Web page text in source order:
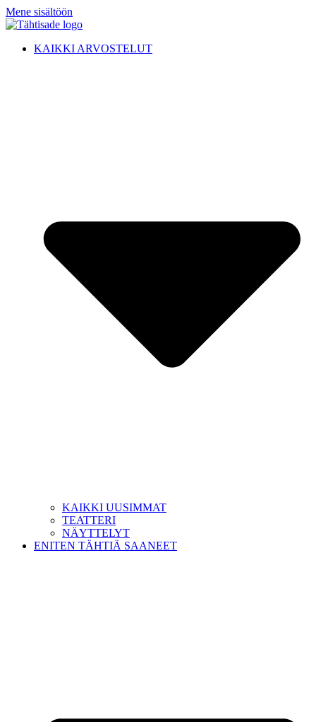
Mene sisältöön
KAIKKI ARVOSTELUT
KAIKKI UUSIMMAT
TEATTERI
NÄYTTELYT
ENITEN TÄHTIÄ SAANEET